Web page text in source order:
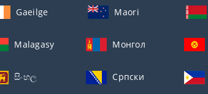
Gaeilge Maori
Malagasy Монгол
සිංහල Српски